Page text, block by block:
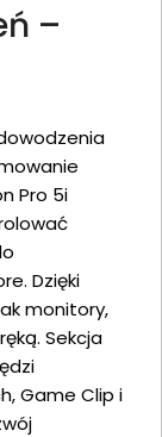
–
Pro 5i
Dzięki
monitory,
Sekcja
Game Clip i